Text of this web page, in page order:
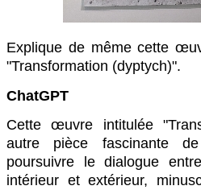
Explique de même cette
"Transformation (dyptych)".
ChatGPT
Cette œuvre intitulée
autre pièce fascinante
poursuivre le dialogue
intérieur et extérieur,